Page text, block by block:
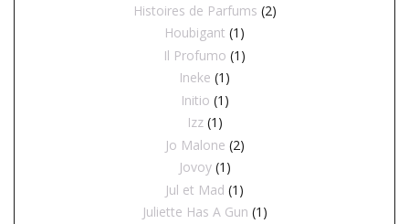
Histoires de Parfums (2)
Houbigant (1)
Il Profumo (1)
Ineke (1)
Initio (1)
Izz (1)
Jo Malone (2)
Jovoy (1)
Jul et Mad (1)
Juliette Has A Gun (1)